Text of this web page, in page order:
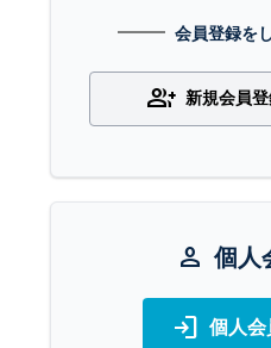
会員登録を
group_add 新規会員登
person 個人
login 個人会